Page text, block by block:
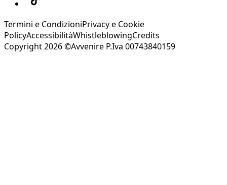
Termini e CondizioniPrivacy e Cookie
PolicyAccessibilitàWhistleblowingCredits
Copyright 2026 ©Avvenire P.Iva 00743840159